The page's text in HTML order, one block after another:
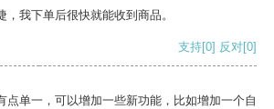
我下单后很快就能收到商品。
支持[0] 反对[0]
点单一，可以增加一些新功能，比如增加一个自